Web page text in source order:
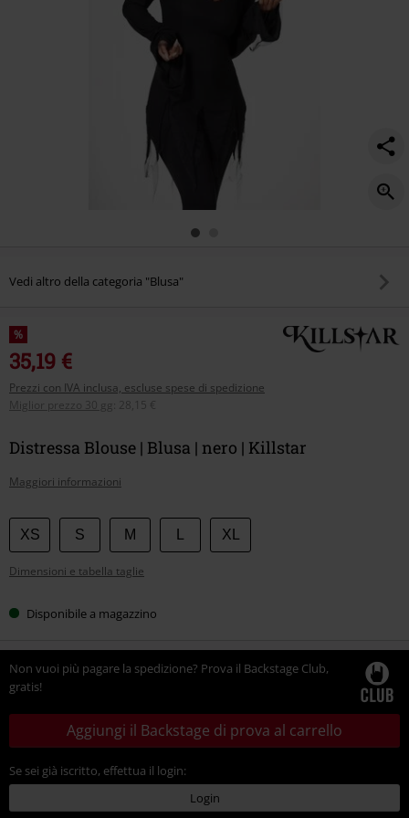
Vedi altro della categoria "Blusa"
%
35,19 €
Prezzi con IVA inclusa, escluse spese di spedizione
Miglior prezzo 30 gg 28,15 €
Distressa Blouse | Blusa | nero | Killstar
Maggiori informazioni
Scegli
la
tua
XS S M XL
Dimensioni e tabella taglie
Disponibile a magazzino
Non vuoi più pagare la spedizione? Prova il Backstage Club,
gratis!
Aggiungi il Backstage di prova al carrello
Se sei già iscritto, effettua il login:
Login